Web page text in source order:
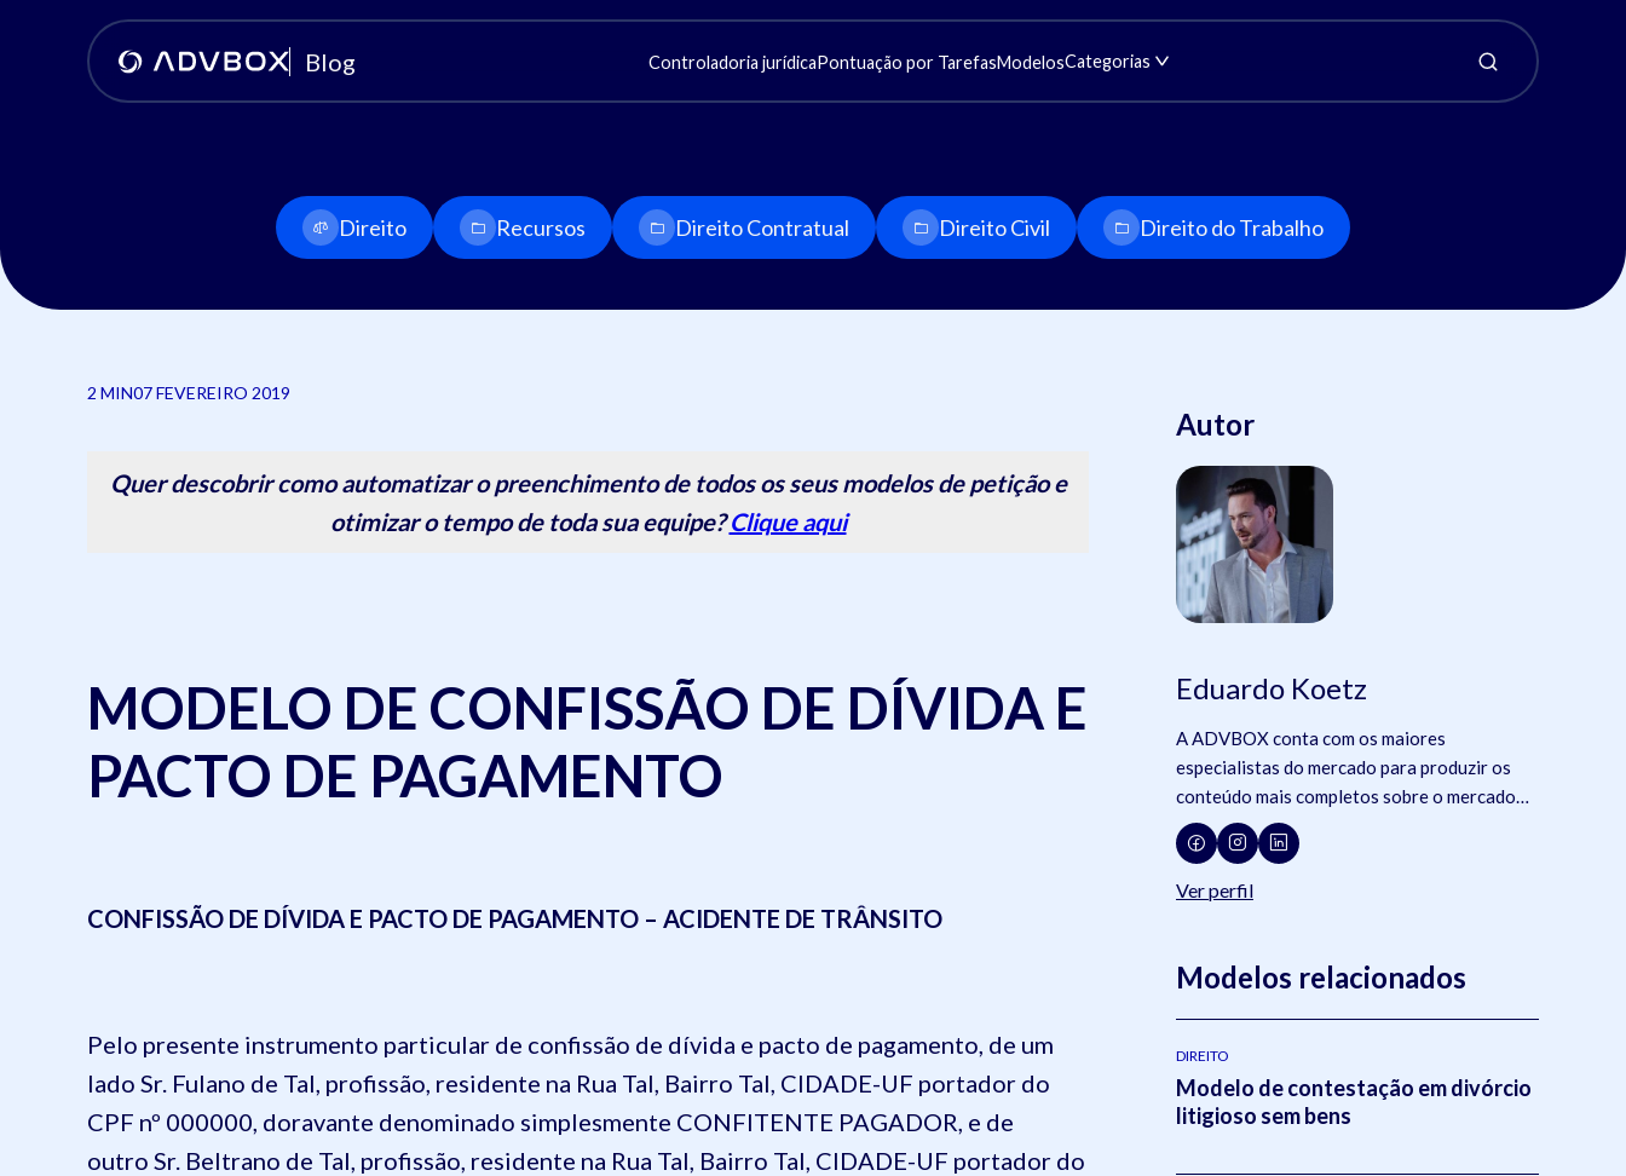
Blog Controladoria jurídicaPontuação por TarefasModelosCategorias
Direito Recursos Direito Contratual Direito Civil Direito do Trabalho
2 MIN07 FEVEREIRO 2019
Quer descobrir como automatizar o preenchimento de todos os seus modelos de petição e
otimizar o tempo de toda sua equipe?Clique aqui
MODELO DE CONFISSÃO DE DÍVIDA E
PACTO DE PAGAMENTO
CONFISSÃO DE DÍVIDA E PACTO DE PAGAMENTO – ACIDENTE DE TRÂNSITO
Pelo presente instrumento particular de confissão de dívida e pacto de pagamento, de um
lado Sr. Fulano de Tal, profissão, residente na Rua Tal, Bairro Tal, CIDADE-UF portador do
CPF nº 000000, doravante denominado simplesmente CONFITENTE PAGADOR, e de
outro Sr. Beltrano de Tal, profissão, residente na Rua Tal, Bairro Tal, CIDADE-UF portador do
Autor
Eduardo Koetz
A ADVBOX conta com os maiores
especialistas do mercado para produzir os
conteúdo mais completos sobre o mercado
jurídico, tecnologia e advocacia.
Ver perfil
Modelos relacionados
DIREITO
Modelo de contestação em divórcio
litigioso sem bens